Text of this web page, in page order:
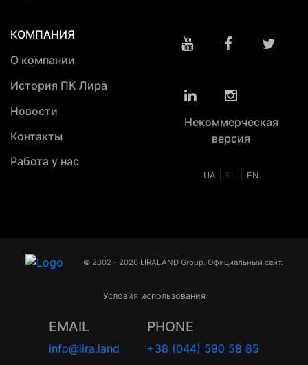
КОМПАНИЯ
О компании
История ПК Лира
Новости
Контакты
Работа у нас
Некоммерческая
версия
UA RU EN
© 2002 - 2026 LIRALAND Group. Официальный сайт.
Условия использования
EMAIL
info@lira.land
PHONE
+38 (044) 590 58 85